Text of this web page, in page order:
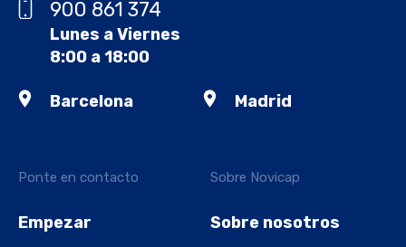
Ponte en contacto
Empezar
Sobre Novicap
Sobre nosotros
900 861 374
Lunes a Viernes
8:00 a 18:00
Barcelona Madrid